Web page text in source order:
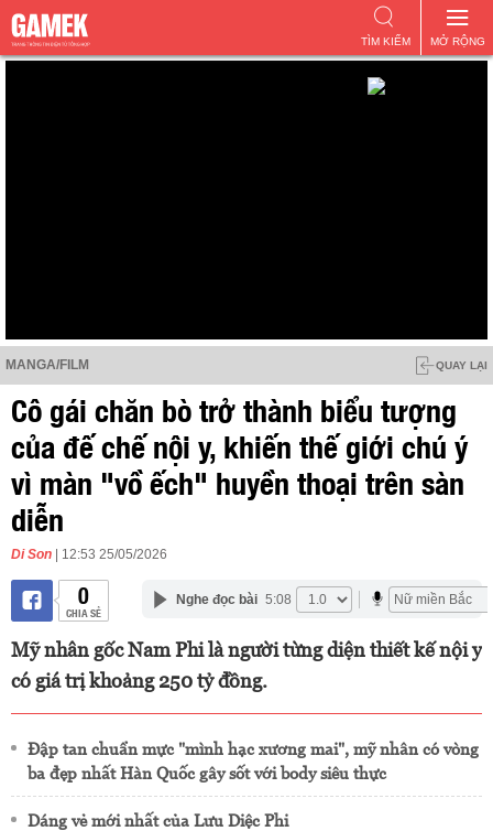
MỞ RỘNG
TÌM KIẾM
MANGA/FILM QUAY LẠI
Cô gái chăn bò trở thành biểu tượng
của đế chế nội y, khiến thế giới chú ý
vì màn "vồ ếch" huyền thoại trên sàn
diễn
Di Son | 12:53 25/05/2026
0
CHIA SẺ
Nghe đọc bài 5:08
Mỹ nhân gốc Nam Phi là người từng diện thiết kế nội y
có giá trị khoảng 250 tỷ đồng.
Đập tan chuẩn mực "mình hạc xương mai", mỹ nhân có vòng
ba đẹp nhất Hàn Quốc gây sốt với body siêu thực
Dáng vẻ mới nhất của Lưu Diệc Phi